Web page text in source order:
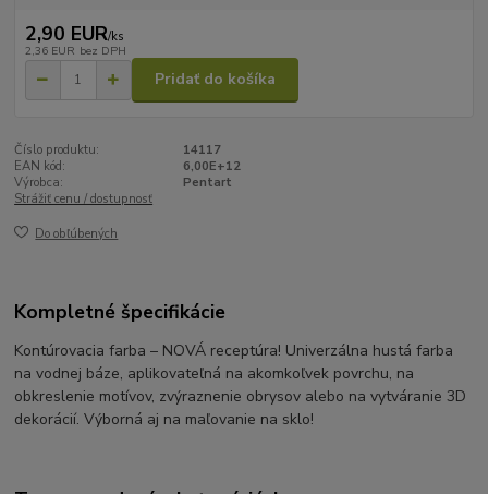
2,90 EUR/ks
2,36 EUR bez DPH
Pridať do košíka
Číslo produktu:
14117
EAN kód:
6,00E+12
Výrobca:
Pentart
Strážiť cenu / dostupnosť
Do obľúbených
Kompletné špecifikácie
Kontúrovacia farba – NOVÁ receptúra! Univerzálna hustá farba
na vodnej báze, aplikovateľná na akomkoľvek povrchu, na
obkreslenie motívov, zvýraznenie obrysov alebo na vytváranie 3D
dekorácií. Výborná aj na maľovanie na sklo!